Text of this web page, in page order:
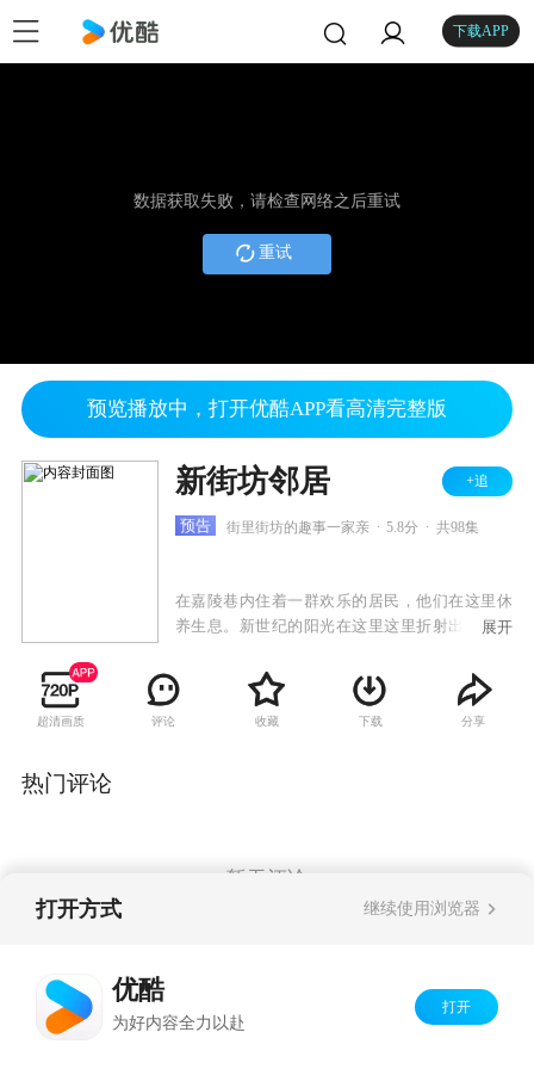
下载APP
数据获取失败，请检查网络之后重试
重试
预览播放中，打开优酷APP看高清完整版
新街坊邻居 +追
预告 街里街坊的趣事一家亲 5.8分 共98集
在嘉陵巷内住着一群欢乐的居民，他们在这里休
养生息。新世纪的阳光在这里这里折射出七彩的
毛蒜皮，说不清，摆不完的龙门阵……传统与未
来在这里冲突，习惯与潮流在这里摩擦。他们在
这里演绎了一幕幕妙趣横生的人间喜剧，真实动
展开
超清画质 评论 收藏 下载 分享
热门评论
暂无评论
打开方式 继续使用浏览器
优酷
为好内容全力以赴
打开